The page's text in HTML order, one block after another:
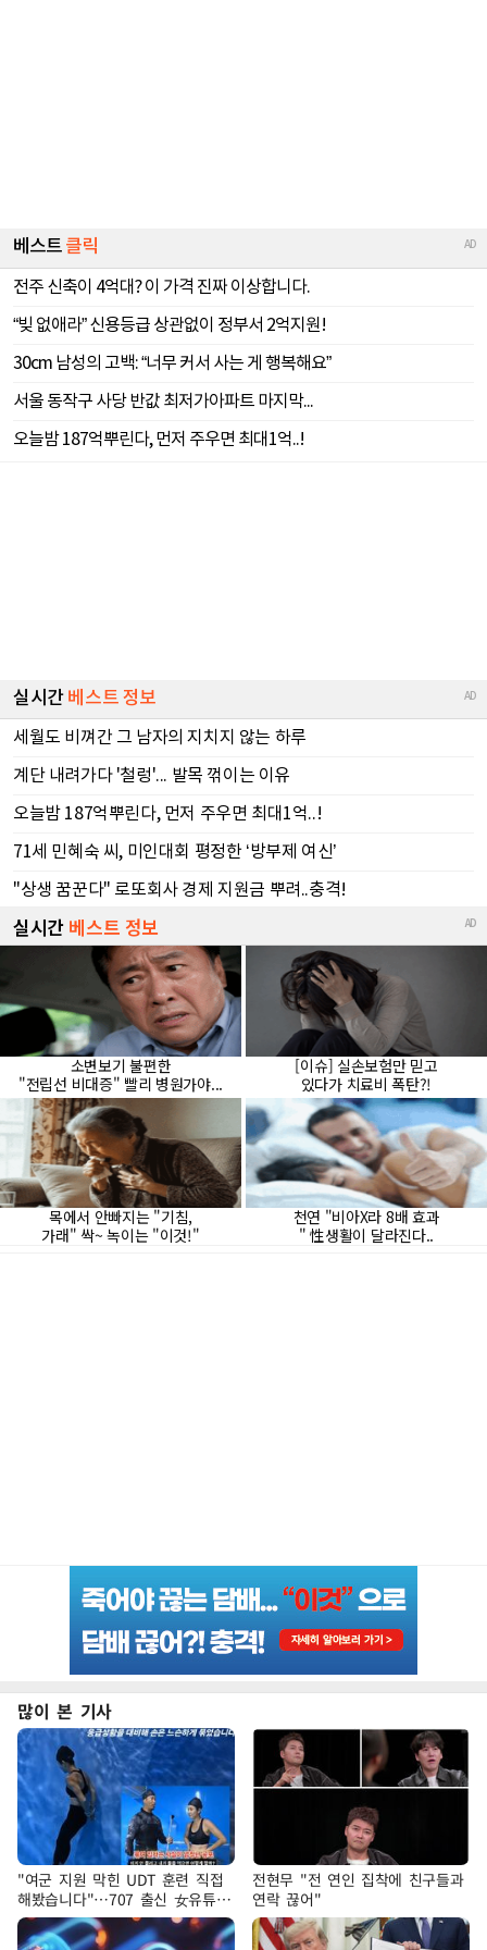
많이 본 기사
"여군 지원 막힌 UDT 훈련 직접
해봤습니다"…707 출신 女유튜버
'완벽 소화'
전현무 "전 연인 집착에 친구들과
연락 끊어"